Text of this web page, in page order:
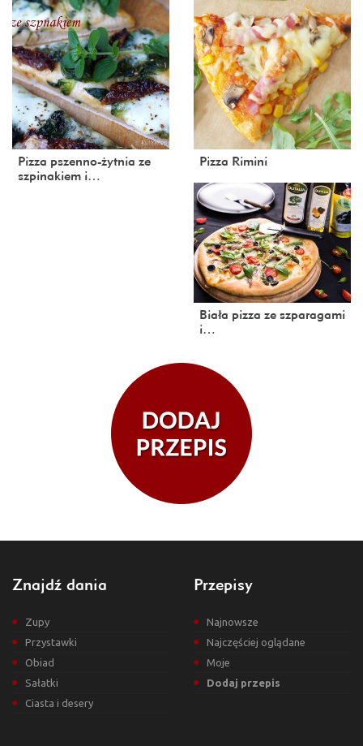
Pizza pszenno-żytnia ze
szpinakiem i…
Pizza Rimini
Biała pizza ze szparagami
i…
Znajdź dania
Zupy
Przystawki
Obiad
Sałatki
Ciasta i desery
Przepisy
Najnowsze
Najczęściej oglądane
Moje
Dodaj przepis